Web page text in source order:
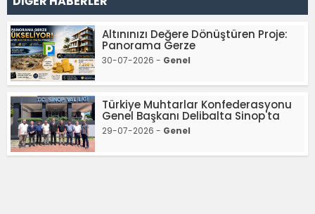
Altınınızı Değere Dönüştüren Proje:
Panorama Gerze
30-07-2026 - Genel
Türkiye Muhtarlar Konfederasyonu
Genel Başkanı Delibalta Sinop'ta
29-07-2026 - Genel